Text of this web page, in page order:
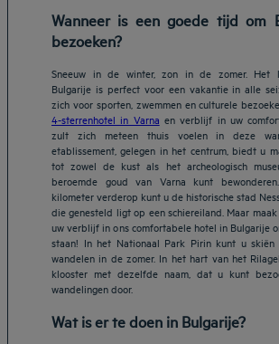
Wanneer is een goede tijd om
bezoeken?
Sneeuw in de winter, zon in de zomer. Het
Bulgarije is perfect voor een vakantie in alle
zich voor sporten, zwemmen en culturele
4-sterrenhotel in Varna en verblijf in uw
zult zich meteen thuis voelen in deze
etablissement, gelegen in het centrum, biedt u
tot zowel de kust als het archeologisch
beroemde goud van Varna kunt
kilometer verderop kunt u de historische stad
die genesteld ligt op een schiereiland. Maar
uw verblijf in ons comfortabele hotel in Bulgarije
staan! In het Nationaal Park Pirin kunt u
wandelen in de zomer. In het hart van het
klooster met dezelfde naam, dat u kunt
wandelingen door.
Wat is er te doen in Bulgarije?